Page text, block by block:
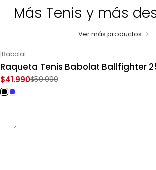
Más Tenis y más
Ver más productos
-30%OFF
|Babolat
Raqueta Tenis Babolat Ballfighter
$41.990$59.990